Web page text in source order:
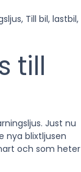
till
Just nu
nya blixtljusen
och som heter